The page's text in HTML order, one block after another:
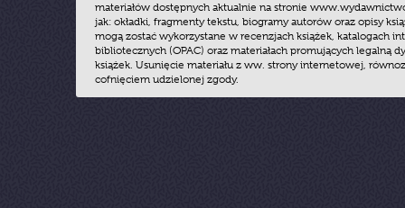
materiałów dostępnych aktualnie na stronie
jak: okładki, fragmenty tekstu, biogramy autorów oraz opisy
mogą zostać wykorzystane w recenzjach książek, katalogach
bibliotecznych (OPAC) oraz materiałach promujących legalną
książek. Usunięcie materiału z ww. strony internetowej,
cofnięciem udzielonej zgody.